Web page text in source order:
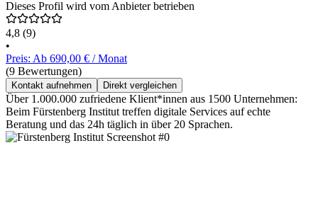
Dieses Profil wird vom Anbieter betrieben
4,8 (9)
•
Preis: Ab 690,00 € / Monat
(9 Bewertungen)
Kontakt aufnehmen Direkt vergleichen
Über 1.000.000 zufriedene Klient*innen aus 1500 Unternehmen:
Beim Fürstenberg Institut treffen digitale Services auf echte
Beratung und das 24h täglich in über 20 Sprachen.